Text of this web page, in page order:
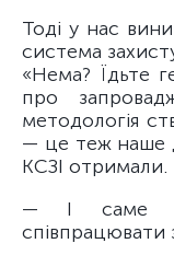
Тоді у нас
система
«Нема? Їдьте
про
методологія
— це теж наше
КСЗІ отримали.
— І саме
співпрацювати